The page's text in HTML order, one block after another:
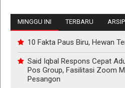
MINGGU INI TERBARU
10 Fakta Paus Biru, Hewan
Said Iqbal Respons Cepat
Pos Group, Fasilitasi Zoom
Pesangon